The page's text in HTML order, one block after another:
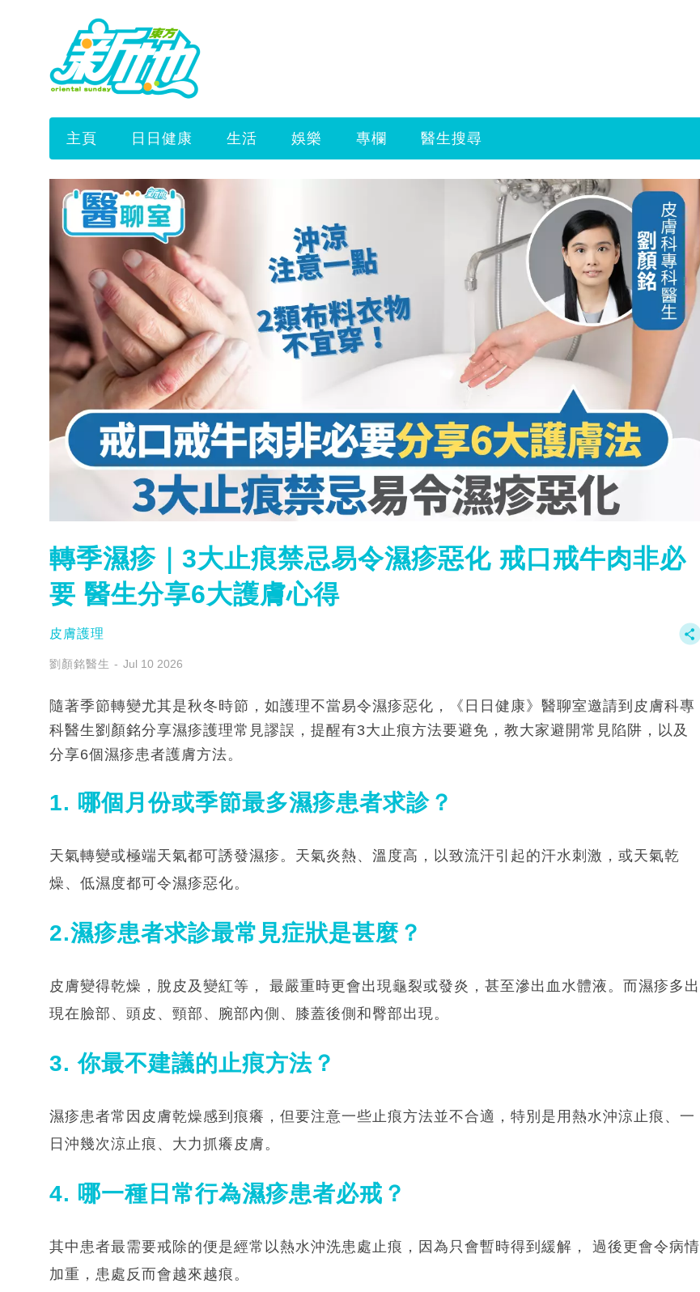
主頁 日日健康 生活 娛樂 專欄 醫生搜尋
轉季濕疹｜3大止痕禁忌易令濕疹惡化 戒口戒牛肉非必
要 醫生分享6大護膚心得
皮膚護理
劉顏銘醫生 Jul 10 2026
隨著季節轉變尤其是秋冬時節，如護理不當易令濕疹惡化，《日日健康》醫聊室邀請到皮膚科專
科醫生劉顏銘分享濕疹護理常見謬誤，提醒有3大止痕方法要避免，教大家避開常見陷阱，以及
分享6個濕疹患者護膚方法。
1. 哪個月份或季節最多濕疹患者求診？
天氣轉變或極端天氣都可誘發濕疹。天氣炎熱、溫度高，以致流汗引起的汗水刺激，或天氣乾
燥、低濕度都可令濕疹惡化。
2.濕疹患者求診最常見症狀是甚麼？
皮膚變得乾燥，脫皮及變紅等， 最嚴重時更會出現龜裂或發炎，甚至滲出血水體液。而濕疹多出
現在臉部、頭皮、頸部、腕部內側、膝蓋後側和臀部出現。
3. 你最不建議的止痕方法？
濕疹患者常因皮膚乾燥感到痕癢，但要注意一些止痕方法並不合適，特別是用熱水沖涼止痕、一
日沖幾次涼止痕、大力抓癢皮膚。
4. 哪一種日常行為濕疹患者必戒？
其中患者最需要戒除的便是經常以熱水沖洗患處止痕，因為只會暫時得到緩解， 過後更會令病情
加重，患處反而會越來越痕。